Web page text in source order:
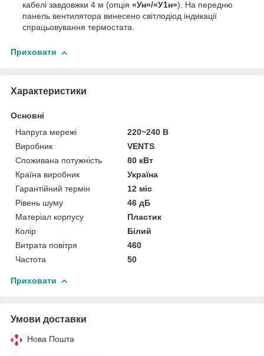
кабелі завдовжки 4 м (опція «Ун»/«У1н»). На передню
панель вентилятора винесено світлодіод індикації
спрацьовування термостата.
Приховати
Характеристики
Основні
Напруга мережі
220~240 В
Виробник
VENTS
Споживана потужність
80 кВт
Країна виробник
Україна
Гарантійний термін
12 міс
Рівень шуму
46 дБ
Матеріал корпусу
Пластик
Колір
Білий
Витрата повітря
460
Частота
50
Приховати
Умови доставки
Нова Пошта